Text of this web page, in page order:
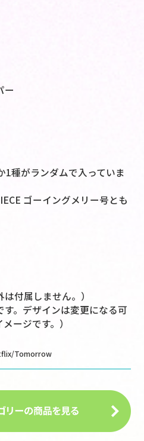
ー
種がランダムで入っていま
ゴーイングメリー号とも
付属しません。）
す。デザインは変更になる可
ージです。）
Tomorrow